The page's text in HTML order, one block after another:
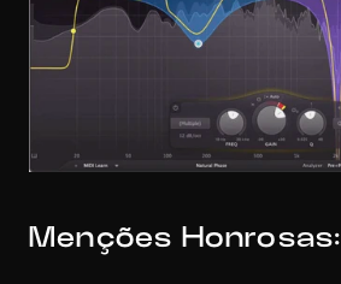
Menções Honrosas: